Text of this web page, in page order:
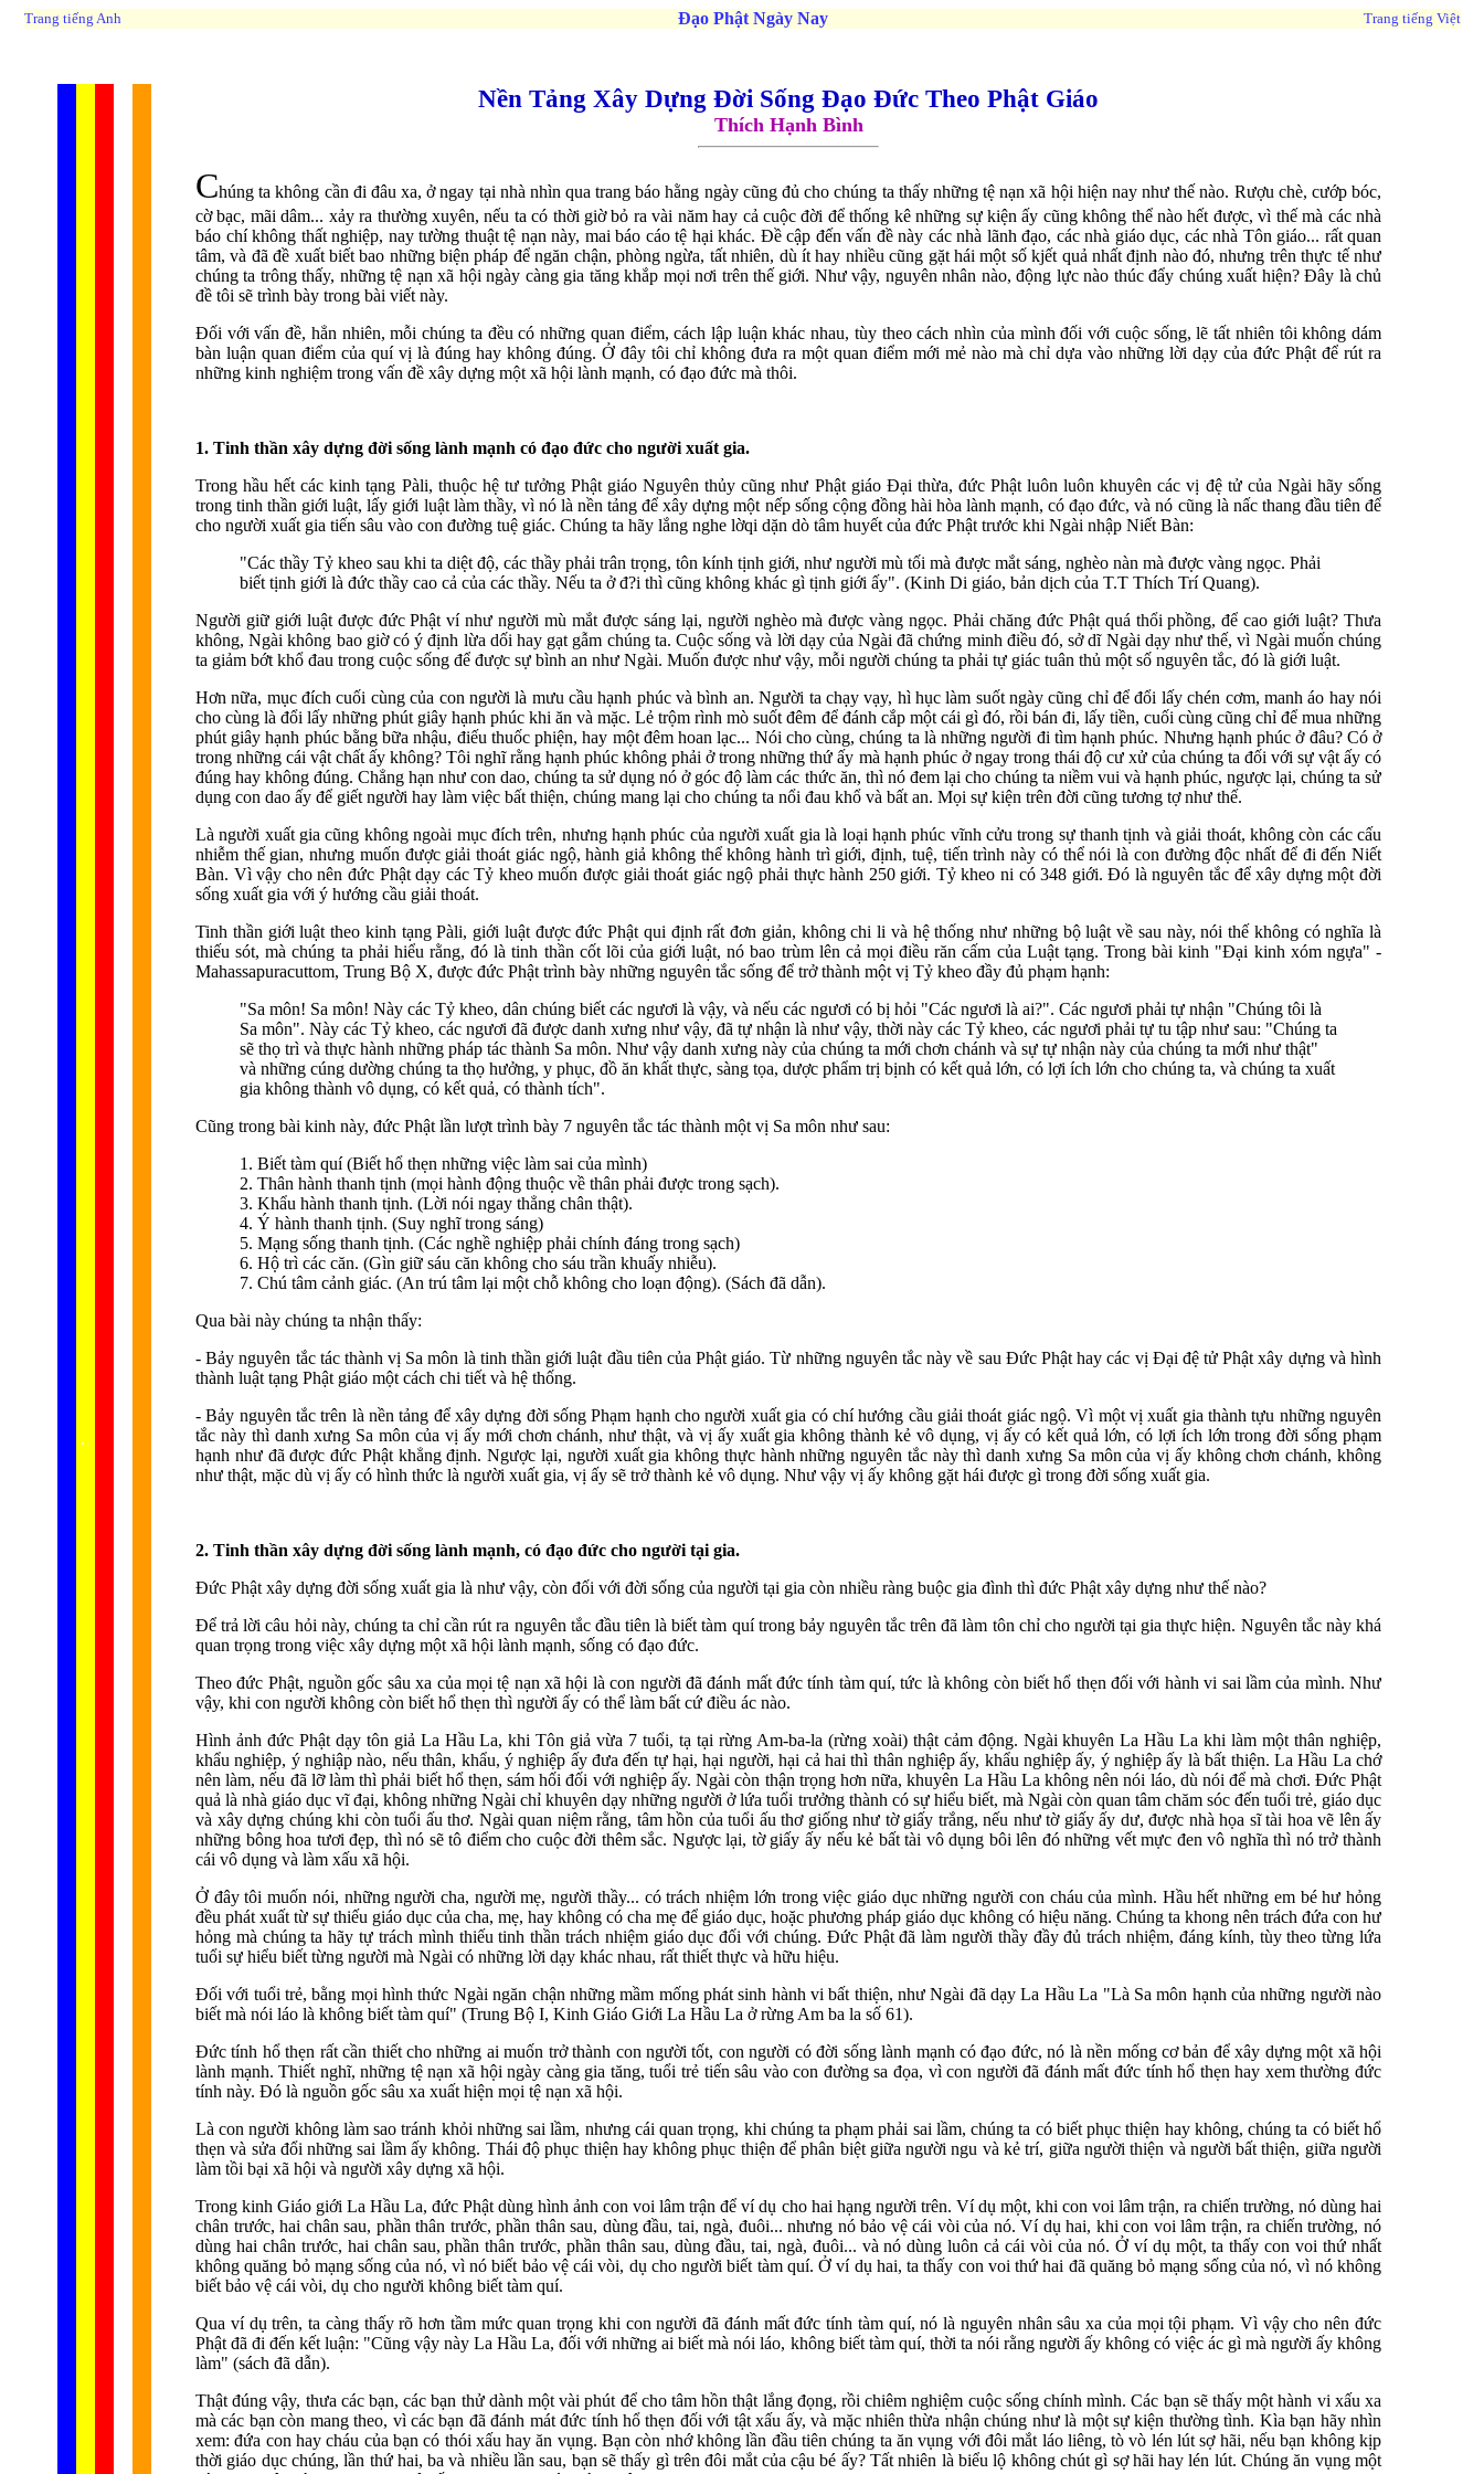
Trang tiếng Anh Đạo Phật Ngày Nay Trang tiếng Việt
.
Nền Tảng Xây Dựng Ðời Sống Ðạo Ðức Theo Phật Giáo
Thích Hạnh Bình
Chúng ta không cần đi đâu xa, ở ngay tại nhà nhìn qua trang báo hằng ngày cũng đủ cho chúng ta thấy những tệ nạn xã hội hiện nay như thế nào. Rượu chè, cướp bóc,
cờ bạc, mãi dâm... xảy ra thường xuyên, nếu ta có thời giờ bỏ ra vài năm hay cả cuộc đời để thống kê những sự kiện ấy cũng không thể nào hết được, vì thế mà các nhà
báo chí không thất nghiệp, nay tường thuật tệ nạn này, mai báo cáo tệ hại khác. Ðề cập đến vấn đề này các nhà lãnh đạo, các nhà giáo dục, các nhà Tôn giáo... rất quan
tâm, và đã đề xuất biết bao những biện pháp để ngăn chận, phòng ngừa, tất nhiên, dù ít hay nhiều cũng gặt hái một số kjết quả nhất định nào đó, nhưng trên thực tế như
chúng ta trông thấy, những tệ nạn xã hội ngày càng gia tăng khắp mọi nơi trên thế giới. Như vậy, nguyên nhân nào, động lực nào thúc đẩy chúng xuất hiện? Ðây là chủ
đề tôi sẽ trình bày trong bài viết này.
Ðối với vấn đề, hẳn nhiên, mỗi chúng ta đều có những quan điểm, cách lập luận khác nhau, tùy theo cách nhìn của mình đối với cuộc sống, lẽ tất nhiên tôi không dám
bàn luận quan điểm của quí vị là đúng hay không đúng. Ở đây tôi chỉ không đưa ra một quan điểm mới mẻ nào mà chỉ dựa vào những lời dạy của đức Phật để rút ra
những kinh nghiệm trong vấn đề xây dựng một xã hội lành mạnh, có đạo đức mà thôi.
1. Tinh thần xây dựng đời sống lành mạnh có đạo đức cho người xuất gia.
Trong hầu hết các kinh tạng Pàli, thuộc hệ tư tưởng Phật giáo Nguyên thủy cũng như Phật giáo Ðại thừa, đức Phật luôn luôn khuyên các vị đệ tử của Ngài hãy sống
trong tinh thần giới luật, lấy giới luật làm thầy, vì nó là nền tảng để xây dựng một nếp sống cộng đồng hài hòa lành mạnh, có đạo đức, và nó cũng là nấc thang đầu tiên để
cho người xuất gia tiến sâu vào con đường tuệ giác. Chúng ta hãy lắng nghe lờqi dặn dò tâm huyết của đức Phật trước khi Ngài nhập Niết Bàn:
"Các thầy Tỷ kheo sau khi ta diệt độ, các thầy phải trân trọng, tôn kính tịnh giới, như người mù tối mà được mắt sáng, nghèo nàn mà được vàng ngọc. Phải
biết tịnh giới là đức thầy cao cả của các thầy. Nếu ta ở đ?i thì cũng không khác gì tịnh giới ấy". (Kinh Di giáo, bản dịch của T.T Thích Trí Quang).
Người giữ giới luật được đức Phật ví như người mù mắt được sáng lại, người nghèo mà được vàng ngọc. Phải chăng đức Phật quá thổi phồng, để cao giới luật? Thưa
không, Ngài không bao giờ có ý định lừa dối hay gạt gẫm chúng ta. Cuộc sống và lời dạy của Ngài đã chứng minh điều đó, sở dĩ Ngài dạy như thế, vì Ngài muốn chúng
ta giảm bớt khổ đau trong cuộc sống để được sự bình an như Ngài. Muốn được như vậy, mỗi người chúng ta phải tự giác tuân thủ một số nguyên tắc, đó là giới luật.
Hơn nữa, mục đích cuối cùng của con người là mưu cầu hạnh phúc và bình an. Người ta chạy vạy, hì hục làm suốt ngày cũng chỉ để đổi lấy chén cơm, manh áo hay nói
cho cùng là đổi lấy những phút giây hạnh phúc khi ăn và mặc. Lẻ trộm rình mò suốt đêm để đánh cắp một cái gì đó, rồi bán đi, lấy tiền, cuối cùng cũng chỉ để mua những
phút giây hạnh phúc bằng bữa nhậu, điếu thuốc phiện, hay một đêm hoan lạc... Nói cho cùng, chúng ta là những người đi tìm hạnh phúc. Nhưng hạnh phúc ở đâu? Có ở
trong những cái vật chất ấy không? Tôi nghĩ rằng hạnh phúc không phải ở trong những thứ ấy mà hạnh phúc ở ngay trong thái độ cư xử của chúng ta đối với sự vật ấy có
đúng hay không đúng. Chẳng hạn như con dao, chúng ta sử dụng nó ở góc độ làm các thức ăn, thì nó đem lại cho chúng ta niềm vui và hạnh phúc, ngược lại, chúng ta sử
dụng con dao ấy để giết người hay làm việc bất thiện, chúng mang lại cho chúng ta nổi đau khổ và bất an. Mọi sự kiện trên đời cũng tương tợ như thế.
Là người xuất gia cũng không ngoài mục đích trên, nhưng hạnh phúc của người xuất gia là loại hạnh phúc vĩnh cửu trong sự thanh tịnh và giải thoát, không còn các cấu
nhiễm thế gian, nhưng muốn được giải thoát giác ngộ, hành giả không thể không hành trì giới, định, tuệ, tiến trình này có thể nói là con đường độc nhất để đi đến Niết
Bàn. Vì vậy cho nên đức Phật dạy các Tỷ kheo muốn được giải thoát giác ngộ phải thực hành 250 giới. Tỷ kheo ni có 348 giới. Ðó là nguyên tắc để xây dựng một đời
sống xuất gia với ý hướng cầu giải thoát.
Tinh thần giới luật theo kinh tạng Pàli, giới luật được đức Phật qui định rất đơn giản, không chi li và hệ thống như những bộ luật về sau này, nói thế không có nghĩa là
thiếu sót, mà chúng ta phải hiểu rằng, đó là tinh thần cốt lõi của giới luật, nó bao trùm lên cả mọi điều răn cấm của Luật tạng. Trong bài kinh "Ðại kinh xóm ngựa" -
Mahassapuracuttom, Trung Bộ X, được đức Phật trình bày những nguyên tắc sống để trở thành một vị Tỷ kheo đầy đủ phạm hạnh:
"Sa môn! Sa môn! Này các Tỷ kheo, dân chúng biết các ngươi là vậy, và nếu các ngươi có bị hỏi "Các ngươi là ai?". Các ngươi phải tự nhận "Chúng tôi là
Sa môn". Này các Tỷ kheo, các ngươi đã được danh xưng như vậy, đã tự nhận là như vậy, thời này các Tỷ kheo, các ngươi phải tự tu tập như sau: "Chúng ta
sẽ thọ trì và thực hành những pháp tác thành Sa môn. Như vậy danh xưng này của chúng ta mới chơn chánh và sự tự nhận này của chúng ta mới như thật"
và những cúng dường chúng ta thọ hưởng, y phục, đồ ăn khất thực, sàng tọa, dược phẩm trị bịnh có kết quả lớn, có lợi ích lớn cho chúng ta, và chúng ta xuất
gia không thành vô dụng, có kết quả, có thành tích".
Cũng trong bài kinh này, đức Phật lần lượt trình bày 7 nguyên tắc tác thành một vị Sa môn như sau:
1. Biết tàm quí (Biết hổ thẹn những việc làm sai của mình)
2. Thân hành thanh tịnh (mọi hành động thuộc về thân phải được trong sạch).
3. Khẩu hành thanh tịnh. (Lời nói ngay thẳng chân thật).
4. Ý hành thanh tịnh. (Suy nghĩ trong sáng)
5. Mạng sống thanh tịnh. (Các nghề nghiệp phải chính đáng trong sạch)
6. Hộ trì các căn. (Gìn giữ sáu căn không cho sáu trần khuấy nhiễu).
7. Chú tâm cảnh giác. (An trú tâm lại một chỗ không cho loạn động). (Sách đã dẫn).
Qua bài này chúng ta nhận thấy:
- Bảy nguyên tắc tác thành vị Sa môn là tinh thần giới luật đầu tiên của Phật giáo. Từ những nguyên tắc này về sau Ðức Phật hay các vị Ðại đệ tử Phật xây dựng và hình
thành luật tạng Phật giáo một cách chi tiết và hệ thống.
- Bảy nguyên tắc trên là nền tảng để xây dựng đời sống Phạm hạnh cho người xuất gia có chí hướng cầu giải thoát giác ngộ. Vì một vị xuất gia thành tựu những nguyên
tắc này thì danh xưng Sa môn của vị ấy mới chơn chánh, như thật, và vị ấy xuất gia không thành kẻ vô dụng, vị ấy có kết quả lớn, có lợi ích lớn trong đời sống phạm
hạnh như đã được đức Phật khẳng định. Ngược lại, người xuất gia không thực hành những nguyên tắc này thì danh xưng Sa môn của vị ấy không chơn chánh, không
như thật, mặc dù vị ấy có hình thức là người xuất gia, vị ấy sẽ trở thành kẻ vô dụng. Như vậy vị ấy không gặt hái được gì trong đời sống xuất gia.
2. Tinh thần xây dựng đời sống lành mạnh, có đạo đức cho người tại gia.
Ðức Phật xây dựng đời sống xuất gia là như vậy, còn đối với đời sống của người tại gia còn nhiều ràng buộc gia đình thì đức Phật xây dựng như thế nào?
Ðể trả lời câu hỏi này, chúng ta chỉ cần rút ra nguyên tắc đầu tiên là biết tàm quí trong bảy nguyên tắc trên đã làm tôn chỉ cho người tại gia thực hiện. Nguyên tắc này khá
quan trọng trong việc xây dựng một xã hội lành mạnh, sống có đạo đức.
Theo đức Phật, nguồn gốc sâu xa của mọi tệ nạn xã hội là con người đã đánh mất đức tính tàm quí, tức là không còn biết hổ thẹn đối với hành vi sai lầm của mình. Như
vậy, khi con người không còn biết hổ thẹn thì người ấy có thể làm bất cứ điều ác nào.
Hình ảnh đức Phật dạy tôn giả La Hầu La, khi Tôn giả vừa 7 tuổi, tạ tại rừng Am-ba-la (rừng xoài) thật cảm động. Ngài khuyên La Hầu La khi làm một thân nghiệp,
khẩu nghiệp, ý nghiập nào, nếu thân, khẩu, ý nghiệp ấy đưa đến tự hại, hại người, hại cả hai thì thân nghiệp ấy, khẩu nghiệp ấy, ý nghiệp ấy là bất thiện. La Hầu La chớ
nên làm, nếu đã lỡ làm thì phải biết hổ thẹn, sám hối đối với nghiệp ấy. Ngài còn thận trọng hơn nữa, khuyên La Hầu La không nên nói láo, dù nói để mà chơi. Ðức Phật
quả là nhà giáo dục vĩ đại, không những Ngài chỉ khuyên dạy những người ở lứa tuổi trưởng thành có sự hiểu biết, mà Ngài còn quan tâm chăm sóc đến tuổi trẻ, giáo dục
và xây dựng chúng khi còn tuổi ấu thơ. Ngài quan niệm rằng, tâm hồn của tuổi ấu thơ giống như tờ giấy trắng, nếu như tờ giấy ấy dư, được nhà họa sĩ tài hoa vẽ lên ấy
những bông hoa tươi đẹp, thì nó sẽ tô điểm cho cuộc đời thêm sắc. Ngược lại, tờ giấy ấy nếu kẻ bất tài vô dụng bôi lên đó những vết mực đen vô nghĩa thì nó trở thành
cái vô dụng và làm xấu xã hội.
Ở đây tôi muốn nói, những người cha, người mẹ, người thầy... có trách nhiệm lớn trong việc giáo dục những người con cháu của mình. Hầu hết những em bé hư hỏng
đều phát xuất từ sự thiếu giáo dục của cha, mẹ, hay không có cha mẹ để giáo dục, hoặc phương pháp giáo dục không có hiệu năng. Chúng ta khong nên trách đứa con hư
hỏng mà chúng ta hãy tự trách mình thiếu tinh thần trách nhiệm giáo dục đối với chúng. Ðức Phật đã làm người thầy đầy đủ trách nhiệm, đáng kính, tùy theo từng lứa
tuổi sự hiểu biết từng người mà Ngài có những lời dạy khác nhau, rất thiết thực và hữu hiệu.
Ðối với tuổi trẻ, bằng mọi hình thức Ngài ngăn chận những mầm mống phát sinh hành vi bất thiện, như Ngài đã dạy La Hầu La "Là Sa môn hạnh của những người nào
biết mà nói láo là không biết tàm quí" (Trung Bộ I, Kinh Giáo Giới La Hầu La ở rừng Am ba la số 61).
Ðức tính hổ thẹn rất cần thiết cho những ai muốn trở thành con người tốt, con người có đời sống lành mạnh có đạo đức, nó là nền mống cơ bản để xây dựng một xã hội
lành mạnh. Thiết nghĩ, những tệ nạn xã hội ngày càng gia tăng, tuổi trẻ tiến sâu vào con đường sa đọa, vì con người đã đánh mất đức tính hổ thẹn hay xem thường đức
tính này. Ðó là nguồn gốc sâu xa xuất hiện mọi tệ nạn xã hội.
Là con người không làm sao tránh khỏi những sai lầm, nhưng cái quan trọng, khi chúng ta phạm phải sai lầm, chúng ta có biết phục thiện hay không, chúng ta có biết hổ
thẹn và sửa đổi những sai lầm ấy không. Thái độ phục thiện hay không phục thiện để phân biệt giữa người ngu và kẻ trí, giữa người thiện và người bất thiện, giữa người
làm tồi bại xã hội và người xây dựng xã hội.
Trong kinh Giáo giới La Hầu La, đức Phật dùng hình ảnh con voi lâm trận để ví dụ cho hai hạng người trên. Ví dụ một, khi con voi lâm trận, ra chiến trường, nó dùng hai
chân trước, hai chân sau, phần thân trước, phần thân sau, dùng đầu, tai, ngà, đuôi... nhưng nó bảo vệ cái vòi của nó. Ví dụ hai, khi con voi lâm trận, ra chiến trường, nó
dùng hai chân trước, hai chân sau, phần thân trước, phần thân sau, dùng đầu, tai, ngà, đuôi... và nó dùng luôn cả cái vòi của nó. Ở ví dụ một, ta thấy con voi thứ nhất
không quăng bỏ mạng sống của nó, vì nó biết bảo vệ cái vòi, dụ cho người biết tàm quí. Ở ví dụ hai, ta thấy con voi thứ hai đã quăng bỏ mạng sống của nó, vì nó không
biết bảo vệ cái vòi, dụ cho người không biết tàm quí.
Qua ví dụ trên, ta càng thấy rõ hơn tầm mức quan trọng khi con người đã đánh mất đức tính tàm quí, nó là nguyên nhân sâu xa của mọi tội phạm. Vì vậy cho nên đức
Phật đã đi đến kết luận: "Cũng vậy này La Hầu La, đối với những ai biết mà nói láo, không biết tàm quí, thời ta nói rằng người ấy không có việc ác gì mà người ấy không
làm" (sách đã dẫn).
Thật đúng vậy, thưa các bạn, các bạn thử dành một vài phút để cho tâm hồn thật lắng đọng, rồi chiêm nghiệm cuộc sống chính mình. Các bạn sẽ thấy một hành vi xấu xa
mà các bạn còn mang theo, vì các bạn đã đánh mát đức tính hổ thẹn đối với tật xấu ấy, và mặc nhiên thừa nhận chúng như là một sự kiện thường tình. Kìa bạn hãy nhìn
xem: đứa con hay cháu của bạn có thói xấu hay ăn vụng. Bạn còn nhớ không lần đầu tiên chúng ta ăn vụng với đôi mắt láo liêng, tò vò lén lút sợ hãi, nếu bạn không kịp
thời giáo dục chúng, lần thứ hai, ba và nhiều lần sau, bạn sẽ thấy gì trên đôi mắt của cậu bé ấy? Tất nhiên là biểu lộ không chút gì sợ hãi hay lén lút. Chúng ăn vụng một